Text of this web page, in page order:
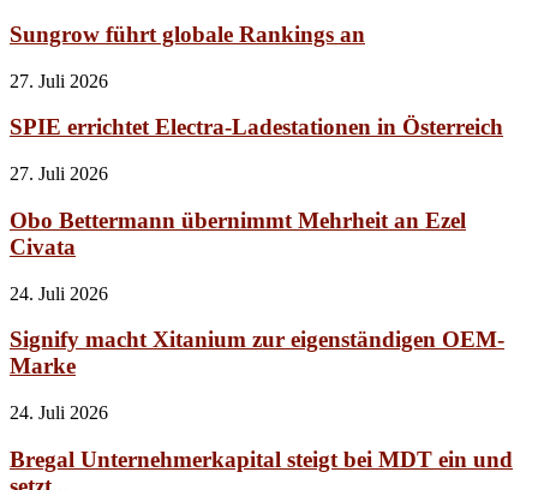
Sungrow führt globale Rankings an
27. Juli 2026
SPIE errichtet Electra-Ladestationen in Österreich
27. Juli 2026
Obo Bettermann übernimmt Mehrheit an Ezel
Civata
24. Juli 2026
Signify macht Xitanium zur eigenständigen OEM-
Marke
24. Juli 2026
Bregal Unternehmerkapital steigt bei MDT ein und